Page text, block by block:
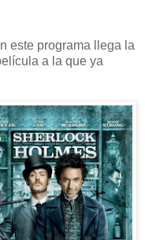
este programa llega la
a la que ya